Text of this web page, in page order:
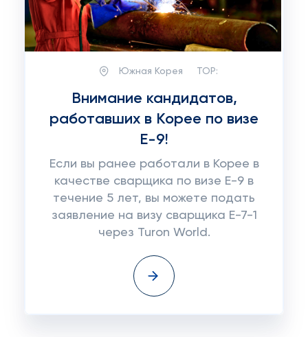
Южная Корея TOP:
Внимание кандидатов,
работавших в Корее по визе
Е-9!
Если вы ранее работали в Корее в
качестве сварщика по визе E-9 в
течение 5 лет, вы можете подать
заявление на визу сварщика E-7-1
через Turon World.